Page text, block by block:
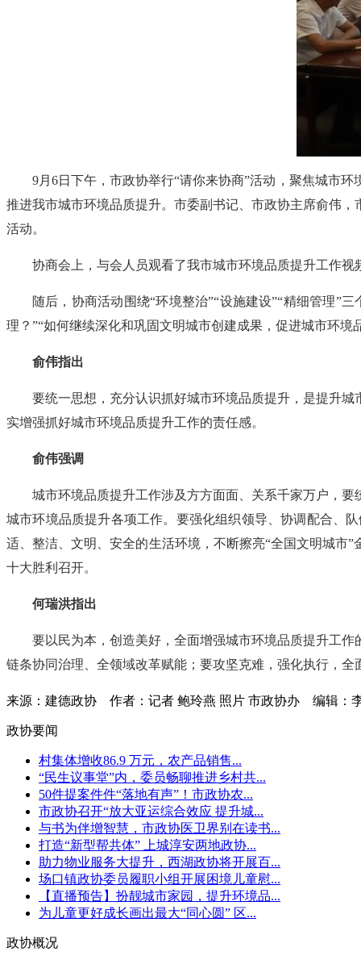
9月6日下午，市政协举行“请你来协商”活动，聚焦城市
推进我市城市环境品质提升。市委副书记、市政协主席俞伟
活动。
协商会上，与会人员观看了我市城市环境品质提升工作
随后，协商活动围绕“环境整治”“设施建设”“精细管理”
理？”“如何继续深化和巩固文明城市创建成果，促进城市环
俞伟指出
要统一思想，充分认识抓好城市环境品质提升，是提升
实增强抓好城市环境品质提升工作的责任感。
俞伟强调
城市环境品质提升工作涉及方方面面、关系千家万户，
城市环境品质提升各项工作。要强化组织领导、协调配合、
适、整洁、文明、安全的生活环境，不断擦亮“全国文明城市
十大胜利召开。
何瑞洪指出
要以民为本，创造美好，全面增强城市环境品质提升工
链条协同治理、全领域改革赋能；要攻坚克难，强化执行，
来源：建德政协 作者：记者 鲍玲燕 照片 市政协办 编辑：
政协要闻
村集体增收86.9 万元，农产品销售...
“民生议事堂”内，委员畅聊推进乡村共...
50件提案件件“落地有声”！市政协农...
市政协召开“放大亚运综合效应 提升城...
与书为伴增智慧，市政协医卫界别在读书...
打造“新型帮共体” 上城淳安两地政协...
助力物业服务大提升，西湖政协将开展百...
场口镇政协委员履职小组开展困境儿童慰...
【直播预告】扮靓城市家园，提升环境品...
为儿童更好成长画出最大“同心圆” 区...
政协概况